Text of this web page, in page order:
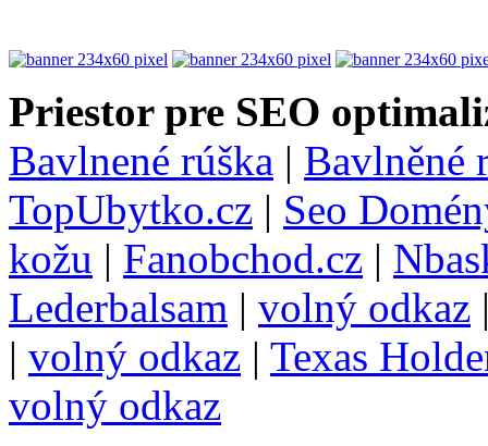
Priestor pre SEO
Bavlnené rúška | Bavlněné
TopUbytko.cz | Seo
kožu | Fanobchod.cz |
Lederbalsam | volný odkaz
| volný odkaz | Texas
volný odkaz